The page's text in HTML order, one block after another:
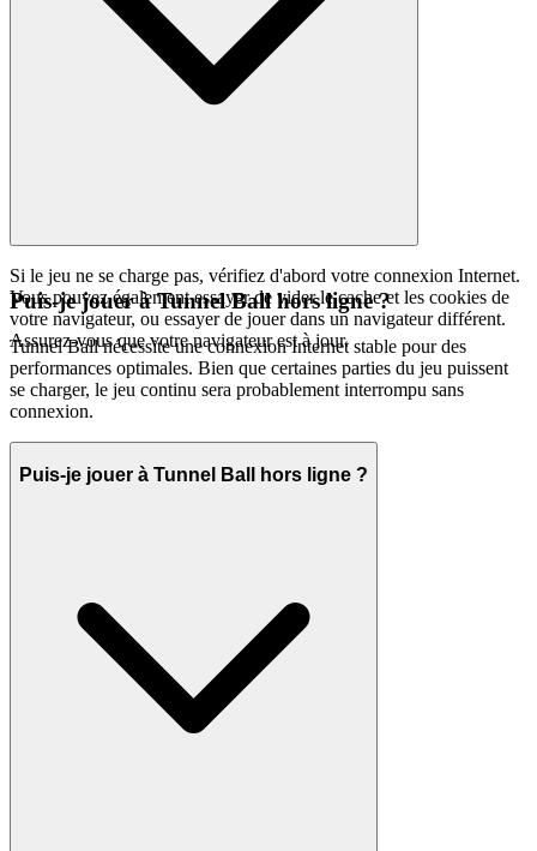
Si le jeu ne se charge pas, vérifiez d'abord votre connexion Internet.
Vous pouvez également essayer de vider le cache et les cookies de
votre navigateur, ou essayer de jouer dans un navigateur différent.
Assurez-vous que votre navigateur est à jour.
Puis-je jouer à Tunnel Ball hors ligne ?
Tunnel Ball nécessite une connexion Internet stable pour des
performances optimales. Bien que certaines parties du jeu puissent
se charger, le jeu continu sera probablement interrompu sans
connexion.
Puis-je jouer à Tunnel Ball hors ligne ?